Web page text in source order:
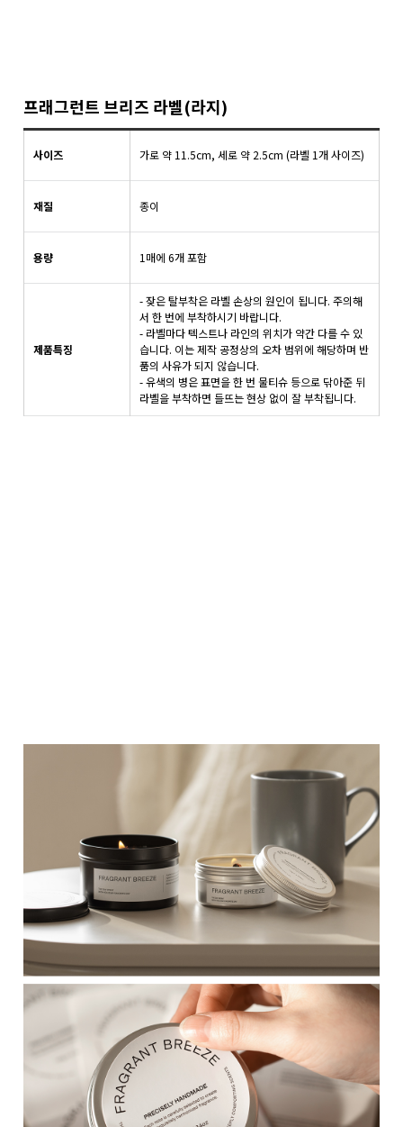
프래그런트 브리즈 라벨(라지)
사이즈 가로 약11.5cm, 세로 약2.5cm (라벨 1개 사이즈)
재질 종이
용량 1매에 6개 포함
제품특징
- 잦은 탈부착은 라벨 손상의 원인이 됩니다. 주의해
서 한 번에 부착하시기 바랍니다.
- 라벨마다 텍스트나 라인의 위치가 약간 다를 수 있
습니다. 이는 제작 공정상의 오차 범위에 해당하며 반
품의 사유가 되지 않습니다.
- 유색의 병은 표면을 한 번 물티슈 등으로 닦아준 뒤
라벨을 부착하면 들뜨는 현상 없이 잘 부착됩니다.